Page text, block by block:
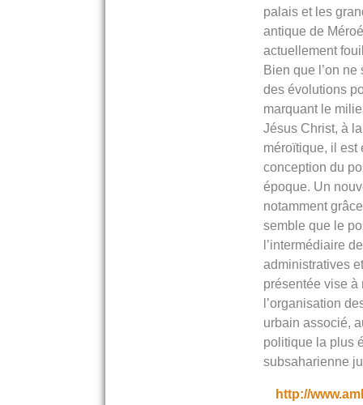
palais et les
antique de
actuellement
Bien que l’on
des évolutions
marquant le
Jésus Christ, à
méroïtique, il est
conception du
époque. Un
notamment
semble que le
l’intermédiaire
administratives
présentée vise à
l’organisation
urbain associé,
politique la plus
subsaharienne
http://